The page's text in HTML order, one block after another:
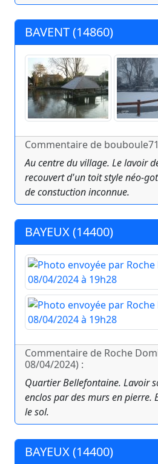
BAVENT (14860)
Commentaire de
Au centre du village. Le lavoir
recouvert d'un toit style néo-
de constuction inconnue.
BAYEUX (14400)
Commentaire de Roche
08/04/2024) :
Quartier Bellefontaine. Lavoir
enclos par des murs en pierre.
le sol.
BAYEUX (14400)